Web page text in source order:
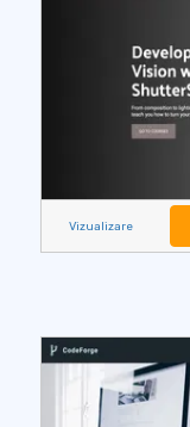
Vizualizare